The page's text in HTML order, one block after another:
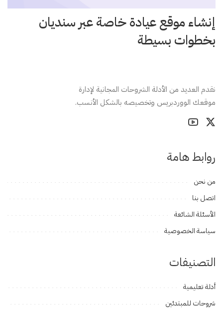
إنشاء موقع عيادة خاصة عبر سنديان
بخطوات بسيطة
نقدم العديد من الأدلة الشروحات المجانية لإدارة
موقعك الووردبريس وتخصيصه بالشكل الأنسب.
روابط هامة
من نحن
اتصل بنا
الأسئلة الشائعة
سياسة الخصوصية
التصنيفات
أدلة تعليمية
شروحات للمبتدئين